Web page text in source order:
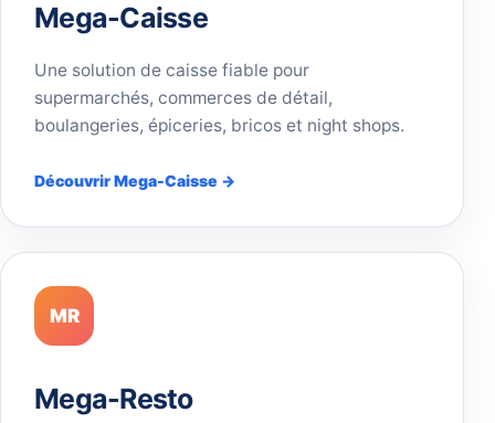
Mega-Caisse
Une solution de caisse fiable pour
supermarchés, commerces de détail,
boulangeries, épiceries, bricos et night shops.
Découvrir Mega-Caisse →
MR
Mega-Resto